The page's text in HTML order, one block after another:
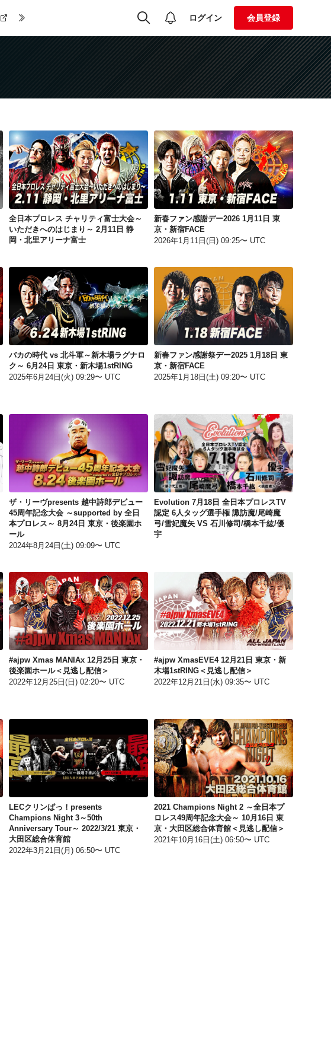
ログイン 会員登録
全日本プロレス チャリティ富士大会～いただきへのはじまり～ 2月11日 静岡・北里アリーナ富士
全日本プロレス チャリティ富士大会～
いただきへのはじまり～ 2月11日 静
岡・北里アリーナ富士
新春ファン感謝デー2026 1月11日 東京・新宿FACE
新春ファン感謝デー2026 1月11日 東
京・新宿FACE
2026年1月11日(日) 09:25〜 UTC
バカの時代 vs 北斗軍～新木場ラグナロク～ 6月24日 東京・新木場1stRING
バカの時代 vs 北斗軍～新木場ラグナロ
ク～ 6月24日 東京・新木場1stRING
2025年6月24日(火) 09:29〜 UTC
新春ファン感謝祭デー2025 1月18日 東京・新宿FACE
新春ファン感謝祭デー2025 1月18日 東
京・新宿FACE
2025年1月18日(土) 09:20〜 UTC
ザ・リーヴpresents 越中詩郎デビュー
45周年記念大会 ～supported by 全日
本プロレス～ 8月24日 東京・後楽園ホ
ール
2024年8月24日(土) 09:09〜 UTC
Evolution 7月18日 全日本プロレスTV認定 6人タッグ選手権 諏訪魔/尾崎魔弓/雪妃魔矢 VS 石川修司/橋本千紘/優宇
Evolution 7月18日 全日本プロレスTV
認定 6人タッグ選手権 諏訪魔/尾崎魔
弓/雪妃魔矢 VS 石川修司/橋本千紘/優
宇
#ajpw Xmas MANIAx 12月25日 東京・後楽園ホール＜見逃し配信＞
#ajpw Xmas MANIAx 12月25日 東京・
後楽園ホール＜見逃し配信＞
2022年12月25日(日) 02:20〜 UTC
#ajpw XmasEVE4 12月21日 東京・新木場1stRING＜見逃し配信＞
#ajpw XmasEVE4 12月21日 東京・新
木場1stRING＜見逃し配信＞
2022年12月21日(水) 09:35〜 UTC
LECクリンぱっ！presents Champions Night 3～50th Anniversary Tour～ 2022/3/21 東京・大田区総合体育館
LECクリンぱっ！presents
Champions Night 3～50th
Anniversary Tour～ 2022/3/21 東京・
大田区総合体育館
2022年3月21日(月) 06:50〜 UTC
2021 Champions Night 2 ～全日本プロレス49周年記念大会～ 10月16日 東京・大田区総合体育館＜見逃し配信＞
2021 Champions Night 2 ～全日本プ
ロレス49周年記念大会～ 10月16日 東
京・大田区総合体育館＜見逃し配信＞
2021年10月16日(土) 06:50〜 UTC